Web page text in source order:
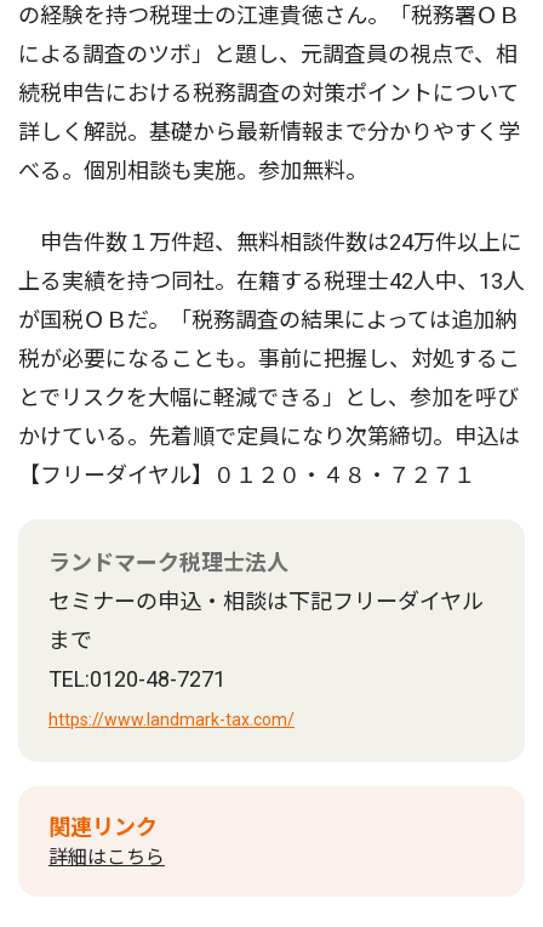
の経験を持つ税理士の江連貴徳さん。「税務署ＯＢ
による調査のツボ」と題し、元調査員の視点で、相
続税申告における税務調査の対策ポイントについて
詳しく解説。基礎から最新情報まで分かりやすく学
べる。個別相談も実施。参加無料。
申告件数１万件超、無料相談件数は24万件以上に
上る実績を持つ同社。在籍する税理士42人中、13人
が国税ＯＢだ。「税務調査の結果によっては追加納
税が必要になることも。事前に把握し、対処するこ
とでリスクを大幅に軽減できる」とし、参加を呼び
かけている。先着順で定員になり次第締切。申込は
【フリーダイヤル】０１２０・４８・７２７１
ランドマーク税理士法人
セミナーの申込・相談は下記フリーダイヤル
まで
TEL:0120-48-7271
https://www.landmark-tax.com/
関連リンク
詳細はこちら